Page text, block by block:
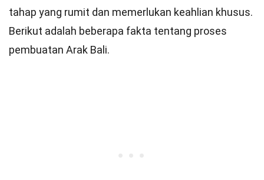
tahap yang rumit dan memerlukan keahlian khusus.
Berikut adalah beberapa fakta tentang proses
pembuatan Arak Bali.